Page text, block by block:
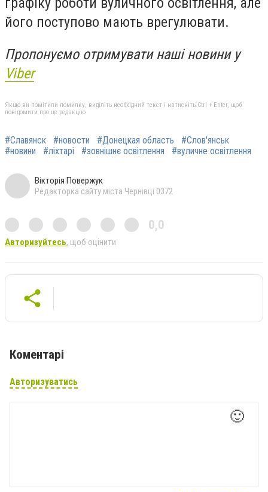
його поступово мають врегулювати.
Пропонуємо отримувати наші новини у
Viber
Якщо ви помітили помилку, виділіть необхідний текст і натисніть Ctrl + Enter, щоб
повідомити про це редакцію
#Славянск #новости #Донецкая область
#Слов'янськ
#новини
#ліхтарі #зовнішнє освітлення #вуличне освітлення
Вікторія Повержук
Редакторка сайту міста Чернівці 0372
0,0
Авторизуйтесь, щоб оцінити
Коментарі
Авторизуватись
🙂